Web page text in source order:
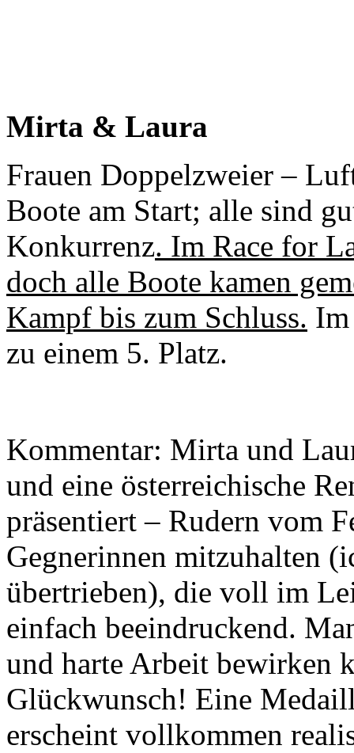
Mirta & Laura
Frauen Doppelzweier –
Boote am Start; alle sind
Konkurrenz. Im Race for
doch alle Boote kamen
Kampf bis zum Schluss.
zu einem 5. Platz.
Kommentar: Mirta und
und eine österreichische
präsentiert – Rudern vom
Gegnerinnen mitzuhalten
übertrieben), die voll im
einfach beeindruckend.
und harte Arbeit bewirken
Glückwunsch! Eine
erscheint vollkommen